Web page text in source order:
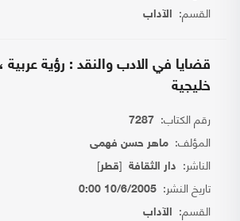
القسم: الآداب
قضايا في الادب والنقد : رؤية عربية
خليجية
رقم الكتاب: 7287
المؤلف: ماهر حسن فهمى
الناشر: دار الثقافة [قطر]
تاريخ النشر: 10/6/2005 0:00
القسم: الآداب